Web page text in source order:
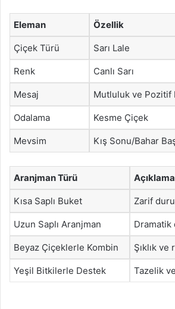
Eleman Özellik
Çiçek Türü Sarı Lale
Renk Canlı Sarı
Mesaj Mutluluk ve Pozitif
Odalama Kesme Çiçek
Mevsim Kış Sonu/Bahar
Aranjman Türü Açıklama
Kısa Saplı Buket Zarif
Uzun Saplı Aranjman Dramatik
Beyaz Çiçeklerle Kombin Şıklık ve
Yeşil Bitkilerle Destek Tazelik